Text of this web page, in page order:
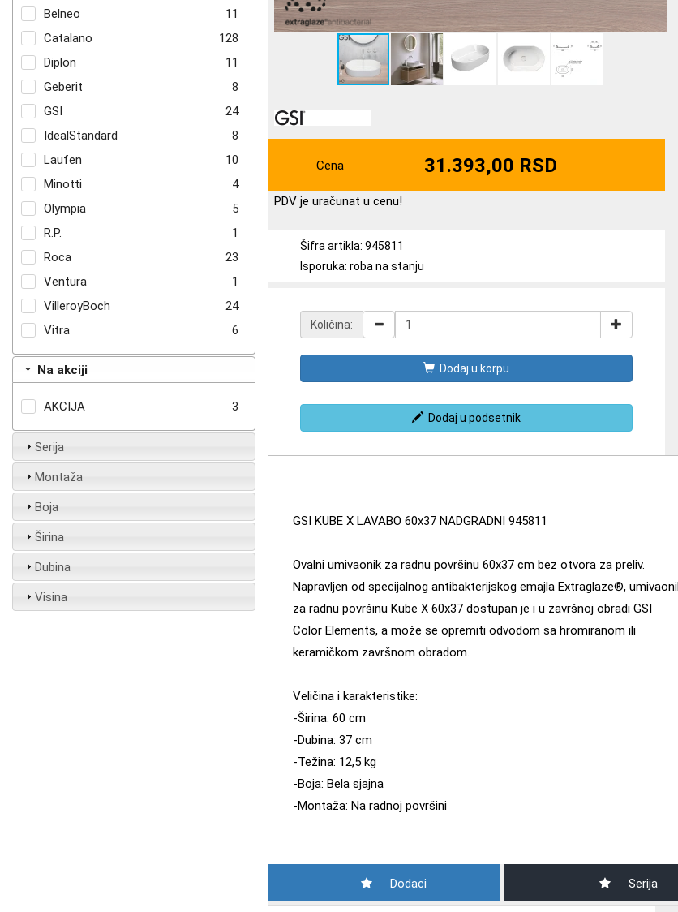
Belneo
11
Catalano
128
Diplon
11
Geberit
8
GSI
24
IdealStandard
8
Laufen
10
Minotti
4
Olympia
5
R.P.
1
Roca
23
Ventura
1
VilleroyBoch
24
Vitra
6
Na akciji
AKCIJA 3
Serija
Montaža
Boja
Širina
Dubina
Visina
Cena 31.393,00 RSD
PDV je uračunat u cenu!
Šifra artikla: 945811
Isporuka: roba na stanju
Količina:
Dodaj u korpu
Dodaj u podsetnik
GSI KUBE X LAVABO 60x37 NADGRADNI 945811
Ovalni umivaonik za radnu površinu 60x37 cm bez otvora za preliv.
Napravljen od specijalnog antibakterijskog emajla Extraglaze®,
za radnu površinu Kube X 60x37 dostupan je i u završnoj obradi GSI
Color Elements, a može se opremiti odvodom sa hromiranom ili
keramičkom završnom obradom.
Veličina i karakteristike:
-Širina: 60 ​​cm
-Dubina: 37 cm
-Težina: 12,5 kg
-Boja: Bela sjajna
-Montaža: Na radnoj površini
Dodaci Serija